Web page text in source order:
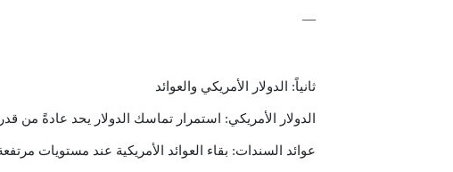
—
ثانياً: الدولار الأمريكي والعوائد
الدولار الأمريكي: استمرار تماسك الدولار يحد عادةً من
عوائد السندات: بقاء العوائد الأمريكية عند مستويات